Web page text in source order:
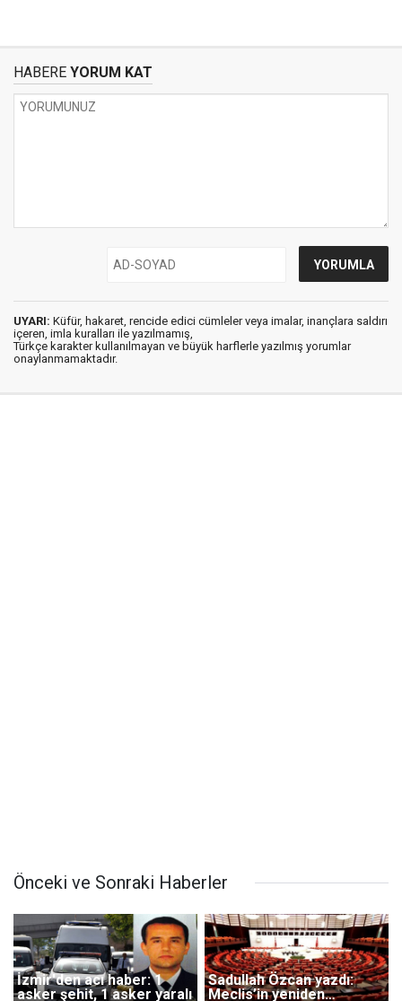
HABERE YORUM KAT
UYARI: Küfür, hakaret, rencide edici cümleler veya imalar, inançlara saldırı
içeren, imla kuralları ile yazılmamış,
Türkçe karakter kullanılmayan ve büyük harflerle yazılmış yorumlar
onaylanmamaktadır.
Önceki ve Sonraki Haberler
İzmir'den acı haber: 1
asker şehit, 1 asker yaralı
Sadullah Özcan yazdı:
Meclis’in yeniden